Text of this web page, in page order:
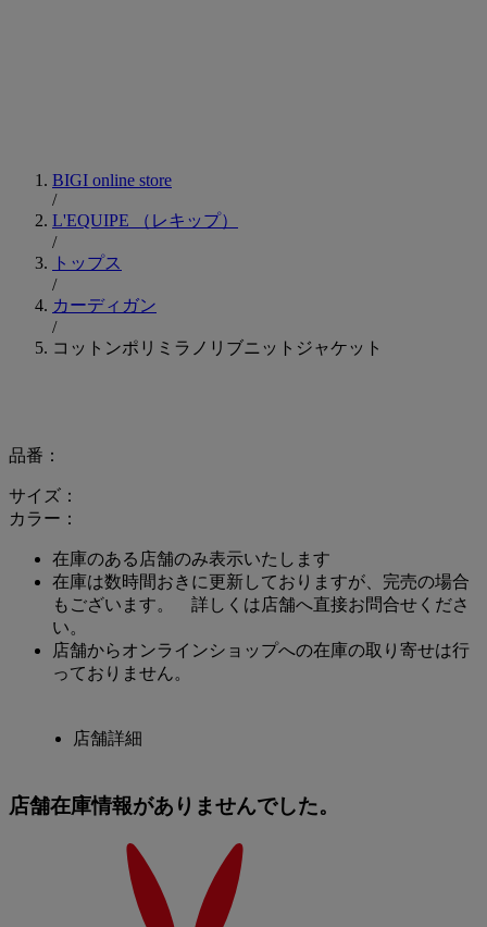
BIGI online store
/
L'EQUIPE
（レキップ）
/
トップス
/
カーディガン
/
コットンポリミラノリブニットジャケット
品番：
サイズ：
カラー：
在庫のある店舗のみ表示いたします
在庫は数時間おきに更新しておりますが、完売の場合
もございます。 詳しくは店舗へ直接お問合せくださ
い。
店舗からオンラインショップへの在庫の取り寄せは行
っておりません。
店舗詳細
店舗在庫情報がありませんでした。